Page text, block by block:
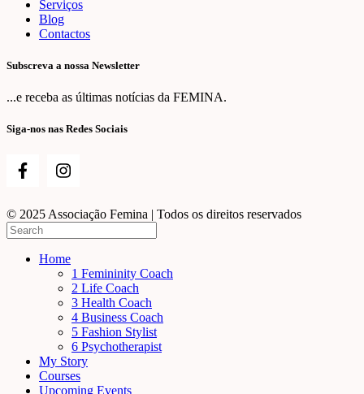
Serviços
Blog
Contactos
Subscreva a nossa Newsletter
...e receba as últimas notícias da FEMINA.
Siga-nos nas Redes Sociais
© 2025 Associação Femina | Todos os direitos reservados
Home
1 Femininity Coach
2 Life Coach
3 Health Coach
4 Business Coach
5 Fashion Stylist
6 Psychotherapist
My Story
Courses
Upcoming Events